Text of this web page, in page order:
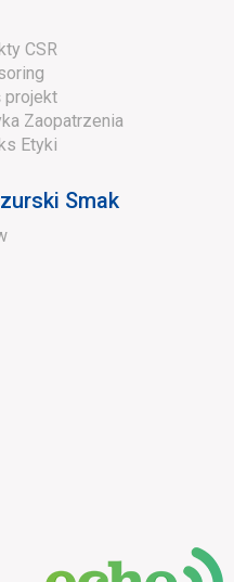
CSR
projekt
Zaopatrzenia
Etyki
Smak